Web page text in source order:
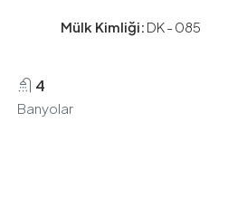
Mülk Kimliği: DK - 085
4
Banyolar